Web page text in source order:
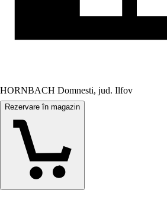
HORNBACH Domnesti, jud. Ilfov
Rezervare în magazin